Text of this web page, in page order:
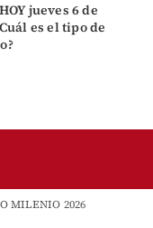
jueves 6 de
es el tipo de
MILENIO 2026